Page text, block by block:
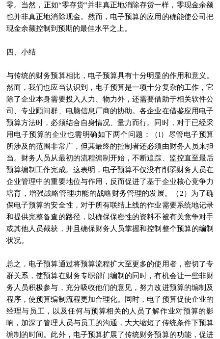
零。当然，正如“零存货”并非真正地消除存货一样，零现金余额
也并非真正地消除现金。然而，电子预算的应用的确能使公司把
现金余额控制到预期的最佳水平之上。
四、小结
与传统的财务预算相比，电子预算具有十分明显的作用和意义。
然而，我们也应当认识到，电子预算是一项十分复杂的工作，它
除了企业本身需要投入人力、物力外，还需要借助于相关软件公
司、专业顾问群、电脑信息厂商的协助。各企业在借鉴应用电子
预算方法时，必须结合自身情况、量力而行。同时，对于已经采
用电子预算的企业也需明确如下两个问题：（l）尽管电子预算
所涉及的范围非常广，但其最终的控制者还必须由财务人员来担
当。财务人员从最初的流程编制开始，不断追踪、监控直至最后
预算编制工作完成。这表明，电子预算不仅没有削弱财务人员在
企业管理中的重要地位与作用，反而促进了基于企业核心竞争力
培育，增强战略管理功能的战略财务管理的发展。（2）为了确
保电子预算的安全性，对于所有联结上线的作业需要系统地记录
和提供完整备查的路径，以确保保密性的资料不被有关竞争对手
或其他人员截获，并且确保财务人员掌握和控制整个预算的编制
状况。
总之，电子预算通过将预算流程扩大至更多的使用者，密切了专
群关系，使预算在财务专职部门编制的同时，有机会让一些非财
务人员积极参与，充分吸收他们的意见，努力改进预算的编制及
程序，使预算编制流程更加合理化。同时，电子预算促使企业的
经理与员工，以及任何与预算相关的人员了解作业对预算的影
响，加深了管理人员与员工的沟通，大大缩短了传统条件下预算
编制的时间。此外，电子预算扩展了传统财务预算的功能，促进